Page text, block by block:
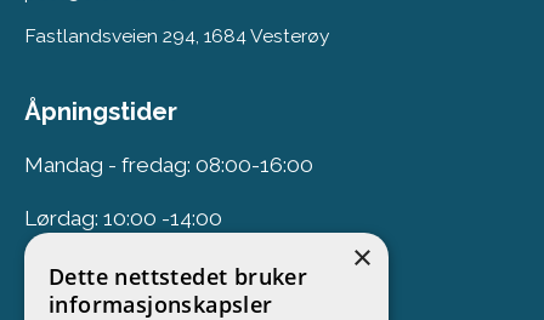
Fastlandsveien 294, 1684 Vesterøy
Åpningstider
Mandag - fredag: 08:00-16:00
Lørdag: 10:00 -14:00
Nyhetsbrev
×
Dette nettstedet bruker
informasjonskapsler